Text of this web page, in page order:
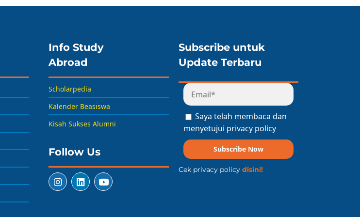
Info Study
Abroad
Scholarpedia
Kalender Beasiswa
Kisah Sukses Alumni
Follow Us
Subscribe untuk
Update Terbaru
Saya telah membaca dan
menyetujui privacy policy
Subscribe Now
Cek privacy policy disini!